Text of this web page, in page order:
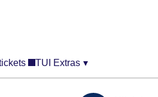
TUI Extras ▾